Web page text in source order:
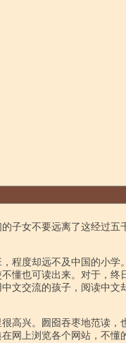
子女不要远离了这经过五
程度却远不及中国的小学
懂也可读出来。对于，终
文交流的孩子，阅读中文
高兴。囫囵吞枣地范读，
网上浏览各个网站，不懂